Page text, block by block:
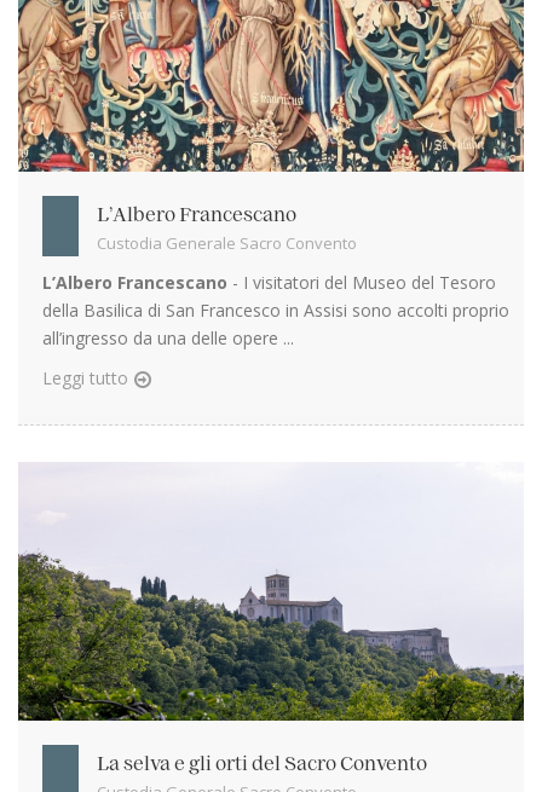
L’Albero Francescano
Custodia Generale Sacro Convento
L’Albero Francescano - I visitatori del Museo del Tesoro
della Basilica di San Francesco in Assisi sono accolti proprio
all’ingresso da una delle opere ...
Leggi tutto
La selva e gli orti del Sacro Convento